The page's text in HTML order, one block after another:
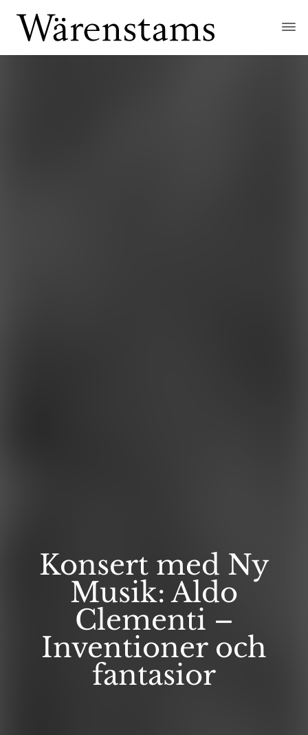
Konsert med Ny
Musik: Aldo
Clementi –
Inventioner och
fantasior